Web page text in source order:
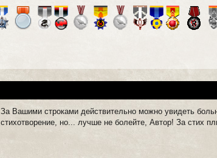
За Вашими строками действительно можно увидеть
стихотворение, но... лучше не болейте, Автор! За стих